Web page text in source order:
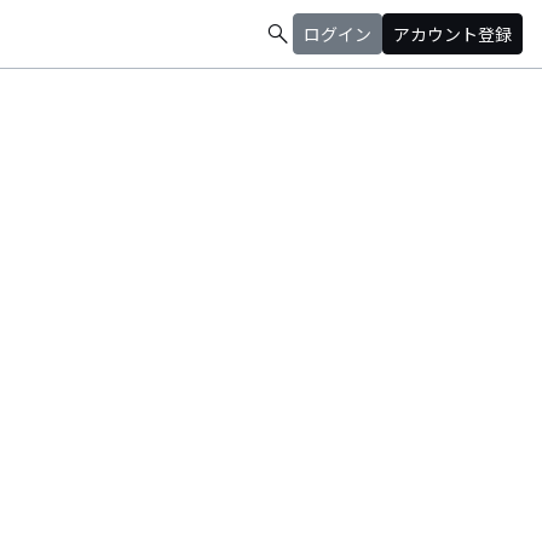
search ログイン アカウント登録